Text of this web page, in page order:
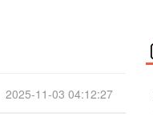
2025-11-03 04:12:27